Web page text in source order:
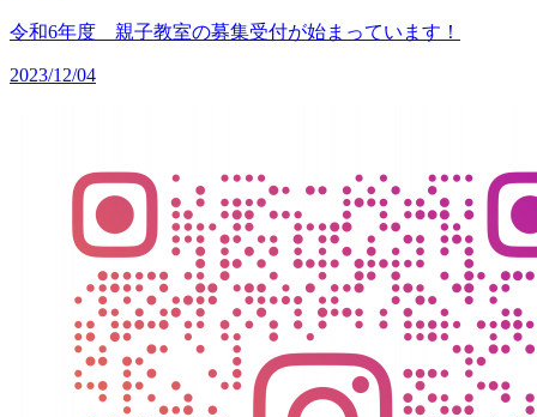
令和6年度 親子教室の募集受付が始まっています！
2023/12/04